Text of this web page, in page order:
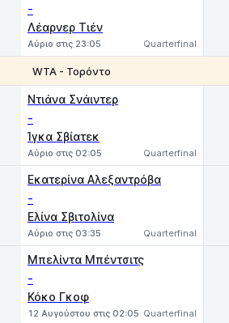
-
Λέαρνερ Τιέν
Αύριο στις 23:05 Quarterfinal
WTA - Τορόντο
Ντιάνα Σνάιντερ
-
Ίγκα Σβίατεκ
Αύριο στις 02:05 Quarterfinal
Eκατερίνα Αλεξαντρόβα
-
Ελίνα Σβιτολίνα
Αύριο στις 03:35 Quarterfinal
Μπελίντα Μπέντσιτς
-
Κόκο Γκοφ
12 Αυγούστου στις 02:05 Quarterfinal